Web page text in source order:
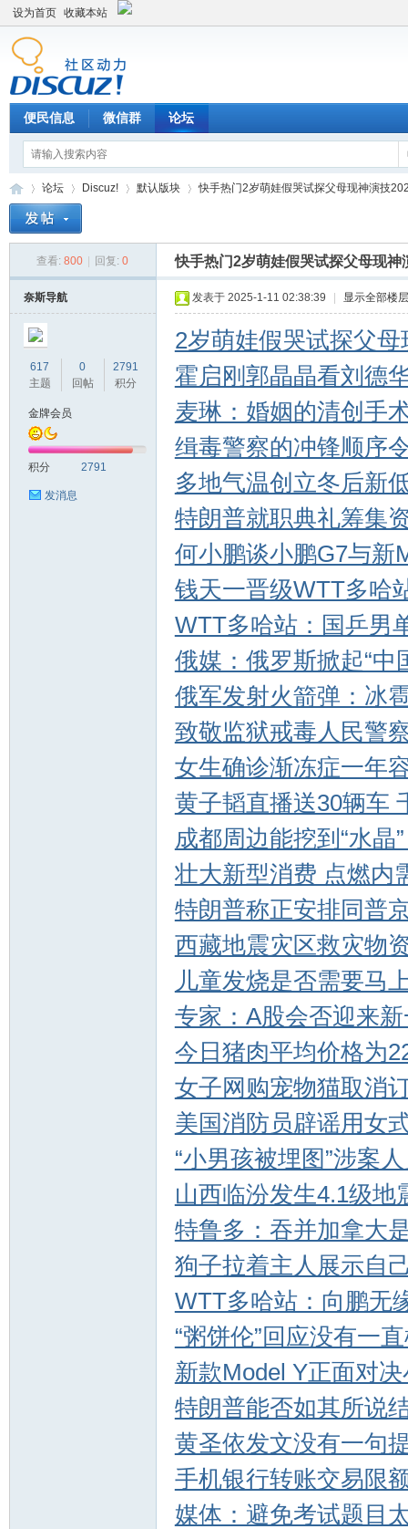
设为首页 收藏本站
便民信息 微信群 论坛
论坛
›
Discuz!
›
默认版块
›
快手热门2岁萌娃假哭试探父母现神演技
查看: 800 回复: 0 快手热门2岁萌娃假哭试探父母现
奈斯导航
617
主题
0
回帖
2791
积分
金牌会员
积分 2791
发消息
发表于 2025-1-11 02:38:39 显示全部楼层
2岁萌娃假哭试探父母
霍启刚郭晶晶看刘德
麦琳：婚姻的清创手
缉毒警察的冲锋顺序
多地气温创立冬后新
特朗普就职典礼筹集
何小鹏谈小鹏G7与新
钱天一晋级WTT多哈
WTT多哈站：国乒男
俄媒：俄罗斯掀起“中
俄军发射火箭弹：冰
致敬监狱戒毒人民警
女生确诊渐冻症一年
黄子韬直播送30辆车
成都周边能挖到“水晶
壮大新型消费 点燃内
特朗普称正安排同普
西藏地震灾区救灾物
儿童发烧是否需要马
专家：A股会否迎来
今日猪肉平均价格为
女子网购宠物猫取消
美国消防员辟谣用女
“小男孩被埋图”涉案
山西临汾发生4.1级地
特鲁多：吞并加拿大
狗子拉着主人展示自
WTT多哈站：向鹏无
“粥饼伦”回应没有一
新款Model Y正面对
特朗普能否如其所说
黄圣依发文没有一句
手机银行转账交易限
媒体：避免考试题目